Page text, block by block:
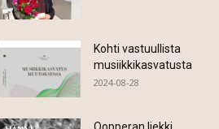
Kohti vastuullista
musiikkikasvatusta
2024-08-28